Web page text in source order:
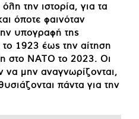
την ιστορία, για τα
όποτε φαινόταν
υπογραφή της
1923 έως την αίτηση
στο ΝΑΤΟ το 2023. Οι
μην αναγνωρίζονται,
πάντα για την